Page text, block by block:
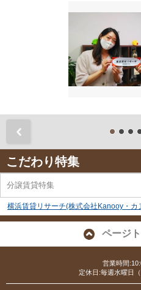
こだわり特集
分譲賃貸特集
横浜賃貸リサーチ(株式会社Kanooy・カ
ページ
営業時間
定休日:毎週水曜日